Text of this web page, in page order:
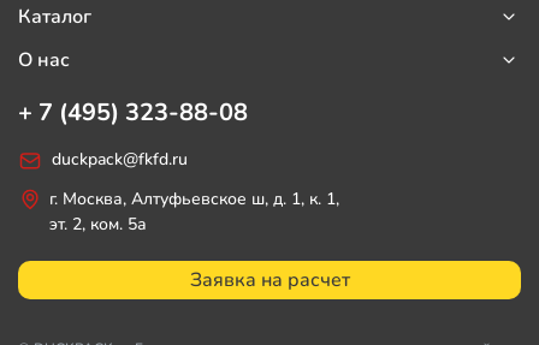
Каталог
О нас
+ 7 (495) 323-88-08
duckpack@fkfd.ru
г. Москва, Алтуфьевское ш, д. 1, к. 1,
эт. 2, ком. 5а
Заявка на расчет